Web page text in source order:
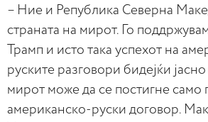
– Ние и Република Северна
страната на мирот. Го
Трамп и исто така успехот на
руските разговори бидејќи
мирот може да се постигне само
американско-руски договор.